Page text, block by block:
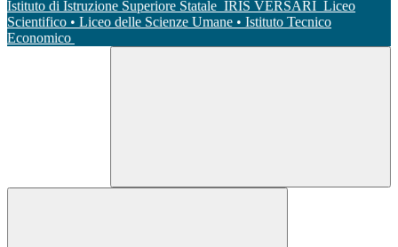
Istituto di Istruzione Superiore Statale IRIS VERSARI Liceo
Scientifico • Liceo delle Scienze Umane • Istituto Tecnico
Economico